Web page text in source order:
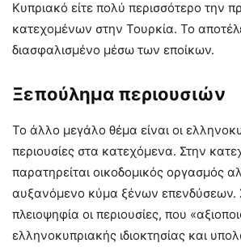
Κυπριακό είτε πολύ περισσότερο την
κατεχομένων στην Τουρκία. Το
διασφαλισμένο μέσω των εποίκων.
Ξεπούλημα περιουσιών
Το άλλο μεγάλο θέμα είναι οι
περιουσίες στα κατεχόμενα. Στην
παρατηρείται οικοδομικός οργασμός
αυξανόμενο κύμα ξένων επενδύσεων.
πλειοψηφία οι περιουσίες, που
ελληνοκυπριακής ιδιοκτησίας και